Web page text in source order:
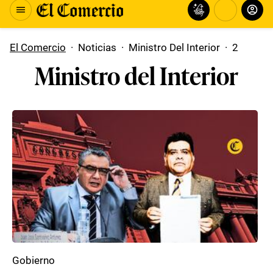
El Comercio · Noticias · Ministro Del Interior · 2
Ministro del Interior
Gobierno